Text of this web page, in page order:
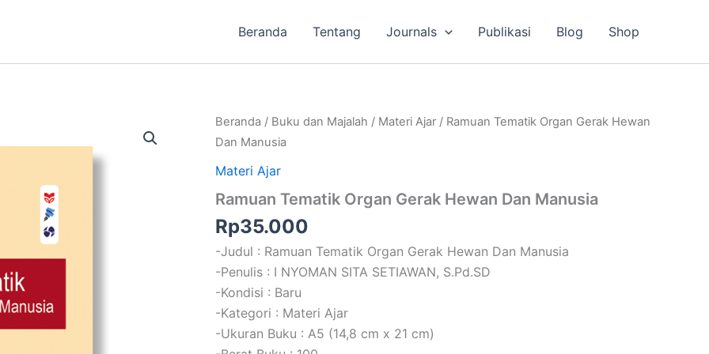
Beranda Tentang Journals Publikasi Blog Shop
Beranda / Buku dan Majalah / Materi Ajar / Ramuan Tematik Organ Gerak Hewan
Dan Manusia
Materi Ajar
Ramuan Tematik Organ Gerak Hewan Dan Manusia
Rp35.000
-Judul : Ramuan Tematik Organ Gerak Hewan Dan Manusia
-Penulis : I NYOMAN SITA SETIAWAN, S.Pd.SD
-Kondisi : Baru
-Kategori : Materi Ajar
-Ukuran Buku : A5 (14,8 cm x 21 cm)